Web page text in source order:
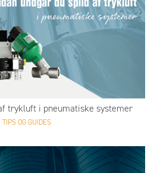
trykluft i pneumatiske systemer
TIPS OG GUIDES